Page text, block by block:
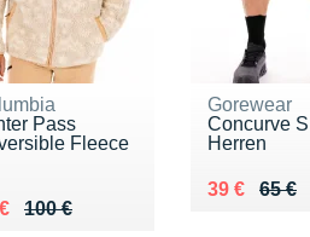
Pass
Fleece
100 €
de 100 €
59 €
Gorewear
Concurve
Herren
65 €
Au lieu de
39 €
Vendu 39 €